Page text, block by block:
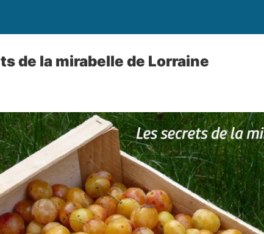
de la mirabelle de Lorraine